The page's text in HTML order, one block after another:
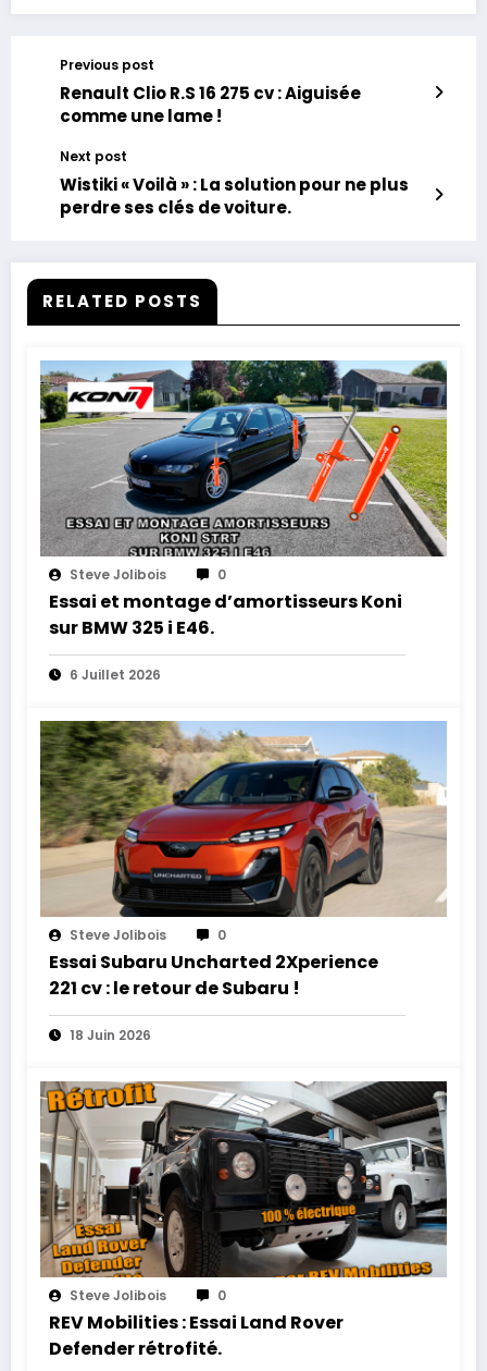
Previous post
Renault Clio R.S 16 275 cv : Aiguisée
comme une lame !
Next post
Wistiki « Voilà » : La solution pour ne plus
perdre ses clés de voiture.
RELATED POSTS
Steve Jolibois 0
Essai et montage d’amortisseurs Koni
sur BMW 325 i E46.
6 Juillet 2026
Steve Jolibois 0
Essai Subaru Uncharted 2Xperience
221 cv : le retour de Subaru !
18 Juin 2026
Steve Jolibois 0
REV Mobilities : Essai Land Rover
Defender rétrofité.